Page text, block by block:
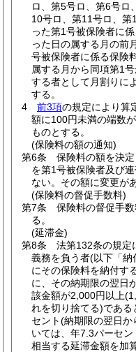
ロ、第5号ロ、第6号ロ
10号ロ、第11号ロ、第
った第1号被保険者に
った日の属する月の前
号被保険者に係る保険
属する月から同項第1
する者として月割りに
する。
4
前3項の規定により算
額に100円未満の端数
ものとする。
(保険料の額の通知)
第6条
保険料の額を決
を第1号被保険者及び
ない。 その額に変更が
(保険料の督促手数料)
第7条
保険料の督促手
る。
(延滞金)
第8条
法第132条の規定
義務を負う者(以下「納
にその保険料を納付す
に、その納期限の翌日
該金額が2,000円以上
れを切り捨てる)である
セント(納期限の翌日か
いては、年7.3パーセン
相当する延滞金額を加